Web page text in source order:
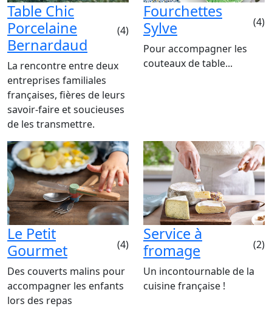
Table Chic
Porcelaine
Bernardaud
(4)
La rencontre entre deux
entreprises familiales
françaises, fières de leurs
savoir-faire et soucieuses
de les transmettre.
Fourchettes
Sylve
(4)
Pour accompagner les
couteaux de table...
Le Petit
Gourmet
(4)
Des couverts malins pour
accompagner les enfants
lors des repas
Service à
fromage
(2)
Un incontournable de la
cuisine française !